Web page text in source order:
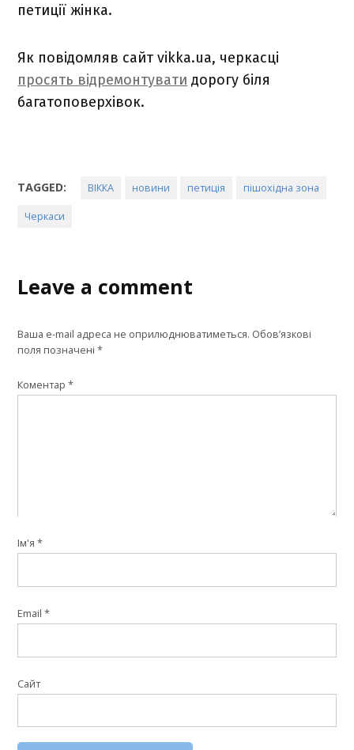
петиції жінка.
Як повідомляв сайт vikka.ua, черкасці
просять відремонтувати дорогу біля
багатоповерхівок.
TAGGED: ВІККА новини петиція пішохідна зона
Черкаси
Leave a comment
Ваша e-mail адреса не оприлюднюватиметься. Обов’язкові
поля позначені*
Коментар*
Ім'я*
Email*
Сайт